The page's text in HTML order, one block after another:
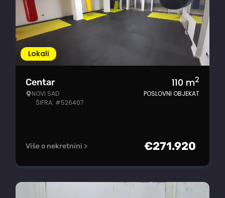
Lokali
Centar
NOVI SAD
ŠIFRA: #526407
110 m2
POSLOVNI OBJEKAT
Više o nekretnini > €271.920